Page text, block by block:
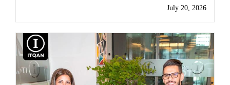
July 20, 2026